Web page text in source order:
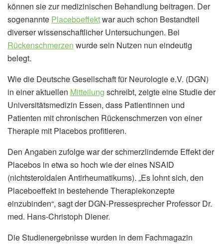
können sie zur medizinischen Behandlung beitragen. Der
sogenannte Placeboeffektwar auch schon Bestandteil
diverser wissenschaftlicher Untersuchungen. Bei
Rückenschmerzen wurde sein Nutzen nun eindeutig
belegt.
Wie die Deutsche Gesellschaft für Neurologie e.V. (DGN)
in einer aktuellen Mitteilung schreibt, zeigte eine Studie der
Universitätsmedizin Essen, dass Patientinnen und
Patienten mit chronischen Rückenschmerzen von einer
Therapie mit Placebos profitieren.
Den Angaben zufolge war der schmerzlindernde Effekt der
Placebos in etwa so hoch wie der eines NSAID
(nichtsteroidalen Antirheumatikums). „Es lohnt sich, den
Placeboeffekt in bestehende Therapiekonzepte
einzubinden“, sagt der DGN-Pressesprecher Professor Dr.
med. Hans-Christoph Diener.
Die Studienergebnisse wurden in dem Fachmagazin